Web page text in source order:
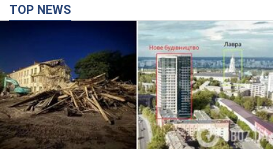
TOP NEWS